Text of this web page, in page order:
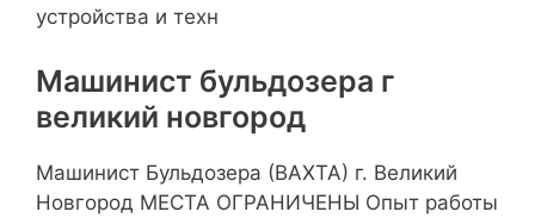
устройства и техн
Машинист бульдозера г
великий новгород
Машинист Бульдозера (ВАХТА) г. Великий
Новгород МЕСТА ОГРАНИЧЕНЫ Опыт работы